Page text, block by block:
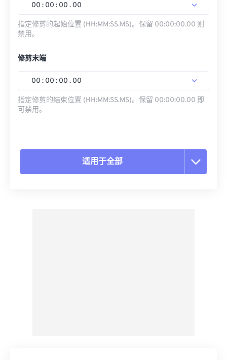
00 : 00 : 00 . 00
指定修剪的起始位置 (HH:MM:SS.MS)。保留 00:00:00.00 则
禁用。
修剪末端
00 : 00 : 00 . 00
指定修剪的结束位置 (HH:MM:SS.MS)。保留 00:00:00.00 即
可禁用。
适用于全部